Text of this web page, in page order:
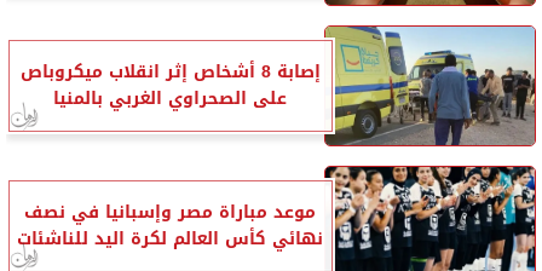
إصابة 8 أشخاص إثر انقلاب ميكروباص
على الصحراوي الغربي بالمنيا
موعد مباراة مصر وإسبانيا في نصف
نهائي كأس العالم لكرة اليد للناشئات